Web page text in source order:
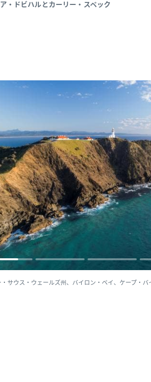
・ドビハルとカーリー・スペック
・サウス・ウェールズ州、バイロン・ベイ、ケープ・